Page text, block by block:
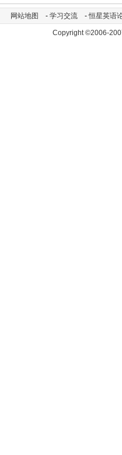
网站地图 - 学习交流 -恒星英语
Copyright ©2006-